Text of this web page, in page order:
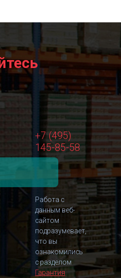
+7 (495)
145-85-58
Работа с
данным веб-
сайтом
подразумевает,
что вы
ознакомились
с разделом
Гарантия